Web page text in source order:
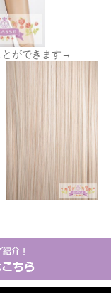
ができます→